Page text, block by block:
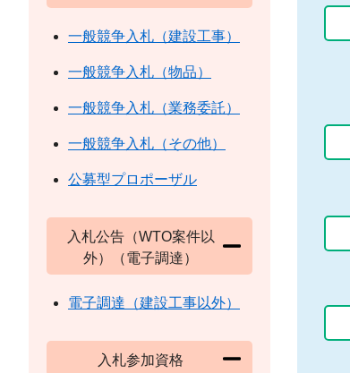
一般競争入札（建設工事）
一般競争入札（物品）
一般競争入札（業務委託）
一般競争入札（その他）
公募型プロポーザル
入札公告（WTO案件以
外）（電子調達）
電子調達（建設工事以外）
入札参加資格